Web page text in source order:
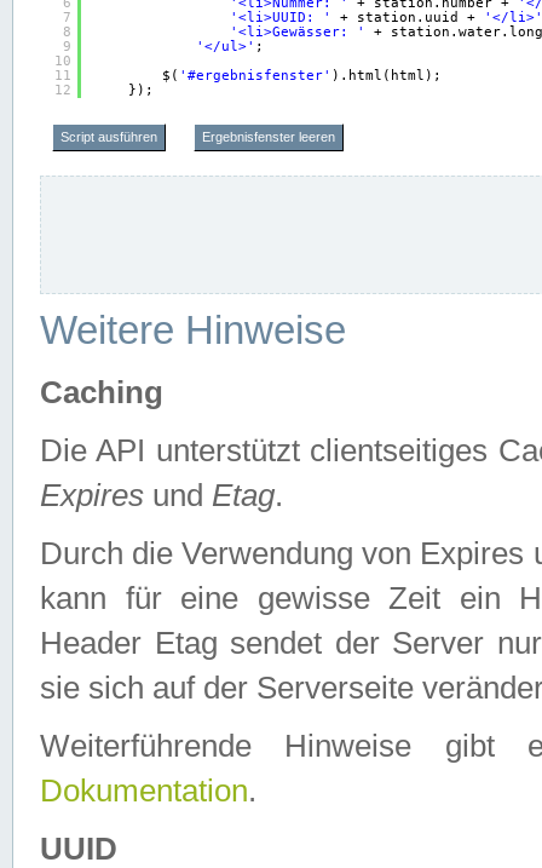
7
8
9
10
11
12
'<li>UUID: '
+ station.uuid +
'</li>'
'<li>Gewässer: '
+
'</ul>' ;
$( '#ergebnisfenster' ).html(html);
});
Script ausführen Ergebnisfenster leeren
Weitere Hinweise
Caching
Die API unterstützt clientseitiges
Expires und Etag.
Durch die Verwendung von
kann für eine gewisse Zeit ein
Header Etag sendet der Server
sie sich auf der Serverseite
Weiterführende Hinweise
Dokumentation.
UUID